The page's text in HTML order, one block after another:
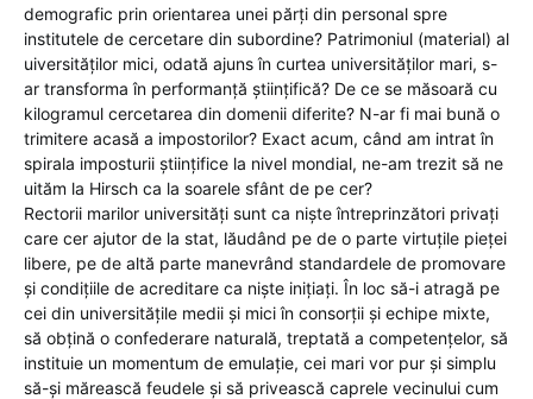
demografic prin orientarea unei părți din personal spre
institutele de cercetare din subordine? Patrimoniul (material) al
uiversităților mici, odată ajuns în curtea universităților mari, s-
ar transforma în performanță științifică? De ce se măsoară cu
kilogramul cercetarea din domenii diferite? N-ar fi mai bună o
trimitere acasă a impostorilor? Exact acum, când am intrat în
spirala imposturii științifice la nivel mondial, ne-am trezit să ne
uităm la Hirsch ca la soarele sfânt de pe cer?
Rectorii marilor universități sunt ca niște întreprinzători privați
care cer ajutor de la stat, lăudând pe de o parte virtuțile pieței
libere, pe de altă parte manevrând standardele de promovare
și condițiile de acreditare ca niște inițiați. În loc să-i atragă pe
cei din universitățile medii și mici în consorții și echipe mixte,
să obțină o confederare naturală, treptată a competențelor, să
instituie un momentum de emulație, cei mari vor pur și simplu
să-și mărească feudele și să privească caprele vecinului cum